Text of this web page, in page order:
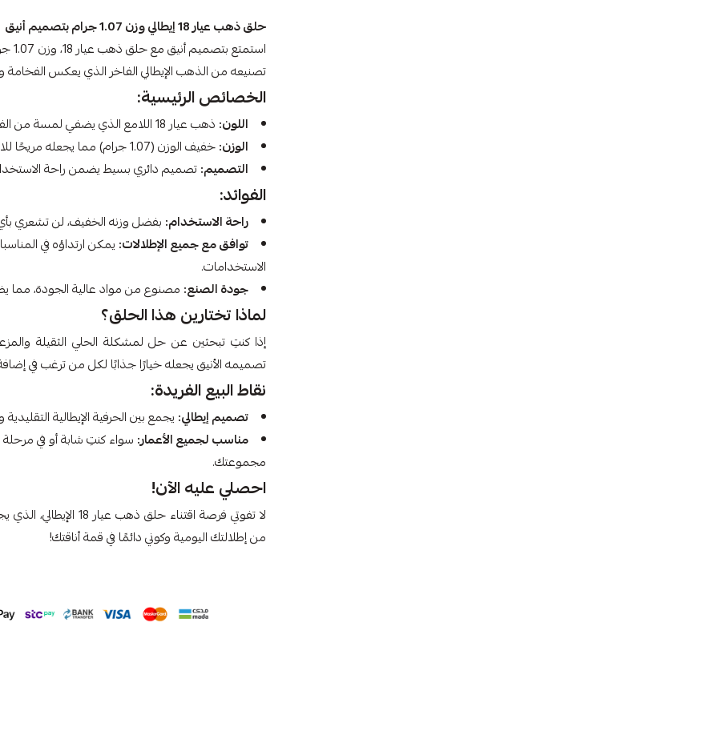
حلق ذهب عيار 18 إيطالي وزن 1.07 جرام بتصميم أنيق
تصنيعه من الذهب الإيطالي الفاخر الذي يعكس الفخامة
الخصائص الرئيسية:
اللون: ذهب عيار 18 اللامع الذي يضفي لمسة من الفخامة على أي إطلالة.
الوزن:خفيف الوزن (1.07 جرام) مما يجعله مريحًا للارتداء طوال اليوم.
التصميم:تصميم دائري بسيط يضمن راحة
الفوائد:
راحة الاستخدام: بفضل وزنه الخفيف، لن تشعري بأي
توافق مع جميع الإطلالات: يمكن ارتداؤه في
الاستخدامات.
جودة الصنع: مصنوع من مواد عالية الجودة، مما
لماذا تختارين هذا الحلق؟
تصميمه الأنيق يجعله خيارًا جذابًا لكل من ترغب في
نقاط البيع الفريدة:
تصميم إيطالي: يجمع بين الحرفية الإيطالية
مناسب لجميع الأعمار: سواء كنتِ شابة أو في
مجموعتك.
احصلي عليه الآن!
لا تفوتي فرصة اقتناء
من إطلالتك اليومية وكوني دائمًا في قمة أناقتك!